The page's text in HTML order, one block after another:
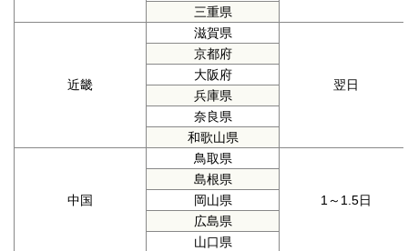
三重県
近畿
滋賀県
翌日
京都府
大阪府
兵庫県
奈良県
和歌山県
中国
鳥取県
1～1.5日
島根県
岡山県
広島県
山口県